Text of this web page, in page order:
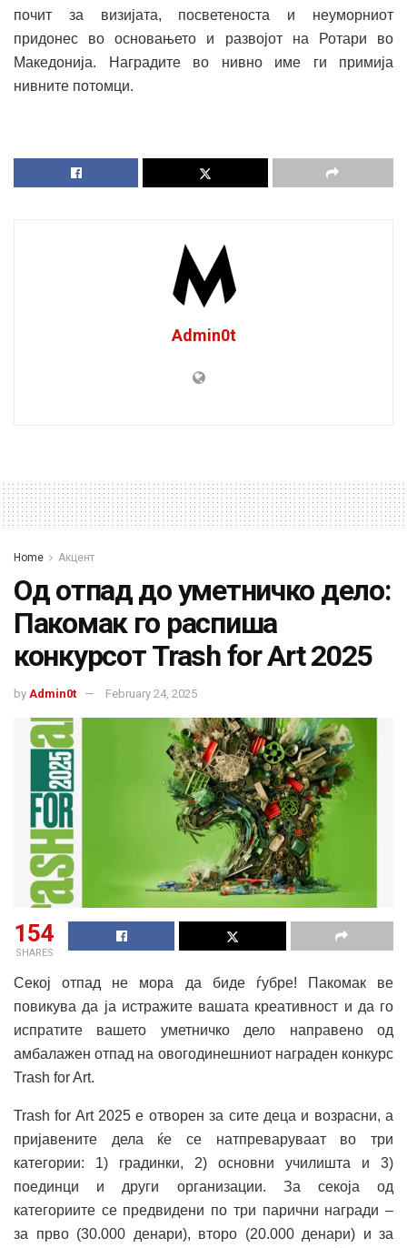
почит за визијата, посветеноста и неуморниот
придонес во основањето и развојот на Ротари во
Македонија. Наградите во нивно име ги примија
нивните потомци.
Admin0t
Home Акцент
Од отпад до уметничко дело:
Пакомак го распиша
конкурсот Trash for Art 2025
by Admin0t February 24, 2025
154
SHARES
Секој отпад не мора да биде ѓубре! Пакомак ве
повикува да ја истражите вашата креативност и да го
испратите вашето уметничко дело направено од
амбалажен отпад на овогодинешниот награден конкурс
Trash for Art.
Trash for Art 2025 е отворен за сите деца и возрасни, а
пријавените дела ќе се натпреваруваат во три
категории: 1) градинки, 2) основни училишта и 3)
поединци и други организации. За секоја од
категориите се предвидени по три парични награди –
за прво (30.000 денари), второ (20.000 денари) и за